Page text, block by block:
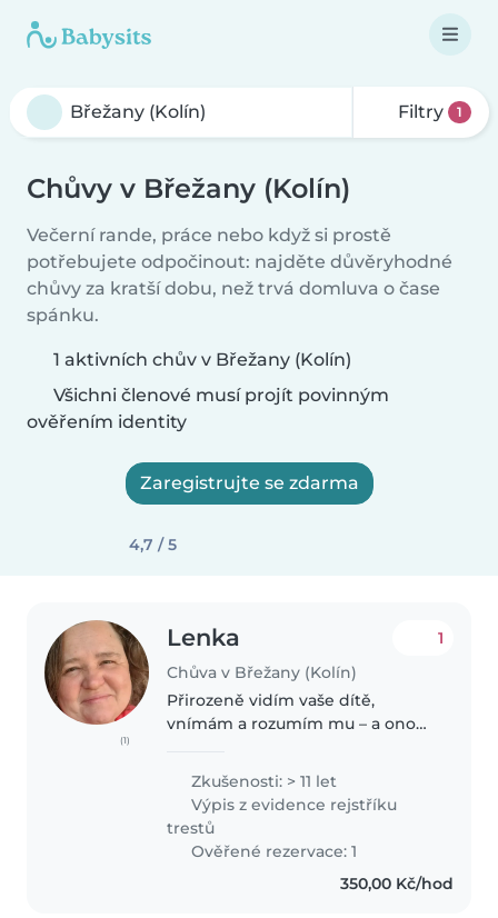
Filtry 1
Chůvy v Břežany (Kolín)
Večerní rande, práce nebo když si prostě
potřebujete odpočinout: najděte důvěryhodné
chůvy za kratší dobu, než trvá domluva o čase
spánku.
1 aktivních chův v Břežany (Kolín)
Všichni členové musí projít povinným
ověřením identity
Zaregistrujte se zdarma
4,7 / 5
(1)
Lenka
Chůva v Břežany (Kolín)
1
Přirozeně vidím vaše dítě,
vnímám a rozumím mu – a ono
psychologii a pedagogiku pro
předškolní a školní věk dětí.
Získala jsem bohaté zkušenosti
ve školách,..
Zkušenosti: > 11 let
Výpis z evidence rejstříku
trestů
Ověřené rezervace: 1
350,00 Kč/hod